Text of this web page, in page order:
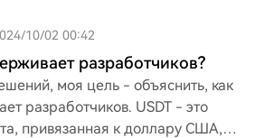
10/02 00:42
разработчиков?
моя цель - объяснить, как
разработчиков. USDT - это
привязанная к доллару США,